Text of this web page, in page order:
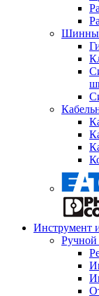
Инструмент
Ручной